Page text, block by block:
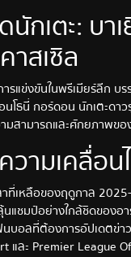
นักเตะ: บา
าสเซิล
รแข่งขันในพรีเมียร์ลีก บ
นโธนี่ กอร์ดอน นักเตะดา
มสามารถและศักยภาพข
วามเคลื่อ
าที่เหลือของฤดูกาล
นแชมป์อย่างใกล้ชิดของอ
บอลที่ต้องการอัปเดตข่า
และ Premier